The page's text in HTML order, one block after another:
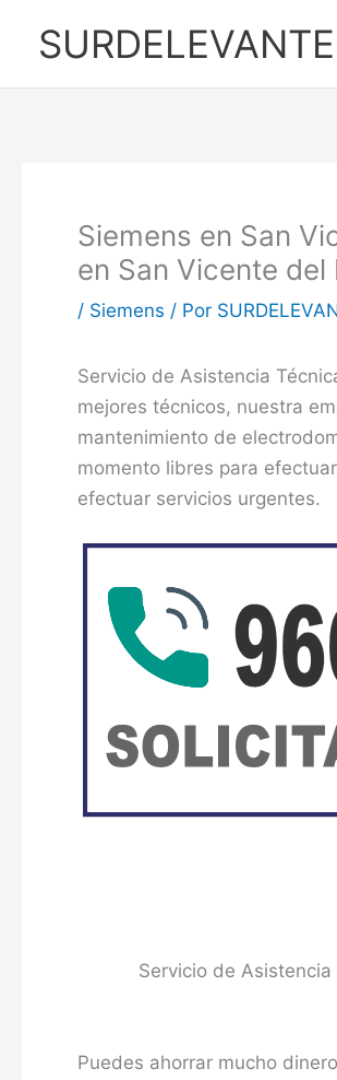
SURDELEVANTE
Siemens en San
en San Vicente del
/ Siemens / Por
Servicio de Asistencia
mejores técnicos, nuestra
mantenimiento de
momento libres para
efectuar servicios urgentes.
Servicio de
Puedes ahorrar mucho